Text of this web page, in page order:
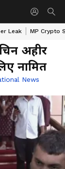
Leak MP Crypto
अहीर
नामित
News